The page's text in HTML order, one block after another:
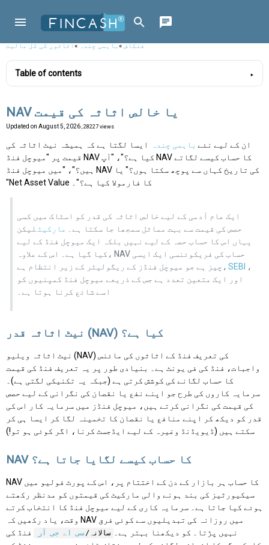
فنکاش»باہمی چندہ»اثاثوں کی کل مالیت
Table of contents
NAV یا خالص اثاثہ کی قیمت
Updated on August 5, 2026 , 28227 views
ان کے لیے نئے باہمی چندہ
ایسا لگتا ہے کہ ہمیشہ نیٹ اثاثہ کی
قیمت پر "میوچل فنڈ NAV کیا ہے؟"، "آپ NAV کا حساب کیسے لگاتے
ہیں؟"، "میں میوچل فنڈ NAV کی تاریخ کہاں سے پوچھ سکتا ہوں؟" یا
"Net Asset Value کا فارمولا کیا ہے؟"۔
ایک عام آدمی کے لیے خالص اثاثہ کی قدر کو اسٹاک میں کسی
حصص کی قیمت سے بہت مماثل سمجھا جا سکتا ہے۔ مارکیٹلیکن
یہاں اس کا حساب حصہ کے لیے نہیں بلکہ ایک میوچل فنڈ کے لیے
کیا گیا ہے۔ اس کے علاوہ، NAV حساب کی فریکوئنسی ایک ایسی
چیز ہے جو میوچل فنڈز کے ریگولیٹر کے زیر انتظام ہے، SEBI ،
اور ایک متعین تعدد ہے جس کے ذریعے میوچل فنڈ کمپنیوں کو
اسے شائع کرنا ہوتا ہے۔
نیٹ اثاثہ قدر (NAV) کیا ہے؟
نیٹ اثاثہ ویلیو (NAV) کی تعریف فنڈ کے اثاثوں کی مائنس
واجبات، فنڈ کی فی یونٹ ہے۔ بنیادی طور پر یہ تعریف فنڈ کی قیمت
کا حساب لگانے کی کوشش کرتی ہے (جبکہ یہ تکنیکی لگتی ہے)۔
سرمایہ کاروں کی طرح جو اپنے نفع یا نقصان کی نگرانی کے لیے حصص
کی قیمت کی نگرانی کرتے ہیں، میوچل فنڈز میں سرمایہ کار اس کی
قدر کو دیکھ کر اپنے منافع یا نقصان کا تخمینہ لگا کر ایسا ہی کر
سکتے ہیں (ڈیویڈنڈ وغیرہ کے لیے ایڈجسٹ کرنا، اگر کوئی ہو تو!)
NAV کا حساب کیسے لگایا جاتا ہے؟
NAV کا حساب ہر بازار کے دن کے اختتام پر، اس کے پورٹ فولیو میں
سیکیورٹیز کی بند ہونے والی مارکیٹ کی قیمتوں کو مدنظر رکھتے
ہوئے کیا جاتا ہے۔ سرمایہ کاری کے لیے میوچل فنڈ کا انتخاب کرتے
وقت، یاد رکھیں کہ NAV میں روزانہ کی تبدیلیوں سے کوئی فرق
نہیں پڑتا۔ کو دیکھنا بہتر ہے۔
سالانہ/ سی اے جی آر
فنڈ کی